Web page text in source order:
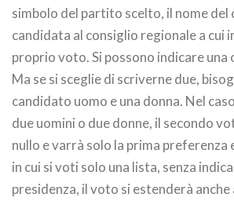
simbolo del partito scelto, il nome del
candidata al consiglio regionale a cui
proprio voto. Si possono indicare una
Ma se si sceglie di scriverne due,
candidato uomo e una donna. Nel
due uomini o due donne, il secondo
nullo e varrà solo la prima preferenza
in cui si voti solo una lista, senza
presidenza, il voto si estenderà